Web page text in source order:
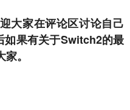
大家在评论区讨论自己
果有关于Switch2的最
。